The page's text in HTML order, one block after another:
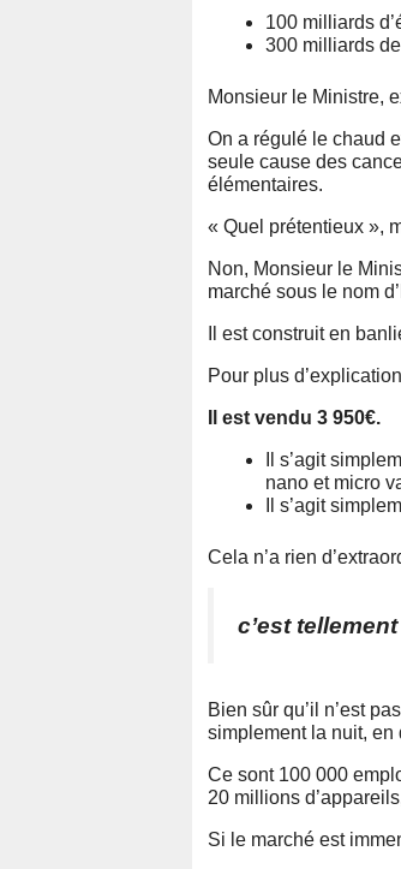
100 milliards
300 milliards
Monsieur le Ministre,
On a régulé le chaud
seule cause des
élémentaires.
« Quel prétentieux »,
Non, Monsieur le
marché sous le nom
Il est construit en
Pour plus
Il est vendu 3 950€.
Il s’agit
nano et micro
Il s’agit
Cela n’a rien
c’est
Bien sûr qu’il n’est
simplement la nuit, en
Ce sont 100 000
20 millions
Si le marché est